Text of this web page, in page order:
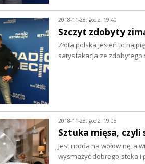
2018-11-28, godz. 19:40
Szczyt zdobyty
Złota polska jesień to
satysfakacja ze
2018-11-28, godz. 19:08
Sztuka mięsa,
Jest moda na wołowinę, a
wysmażyć dobrego steka